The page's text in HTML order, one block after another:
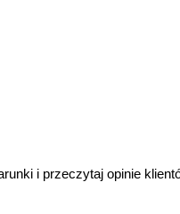
i przeczytaj opinie